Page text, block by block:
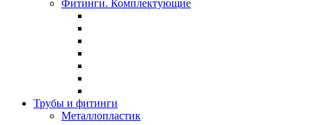
Фитинги. Комплектующие
Трубы и фитинги
Металлопластик